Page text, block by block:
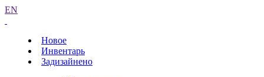
EN
Новое
Инвентарь
Задизайнено